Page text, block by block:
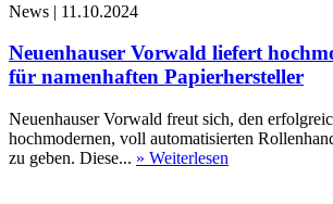
News | 11.10.2024
Neuenhauser Vorwald liefert
für namenhaften Papierhersteller
Neuenhauser Vorwald freut sich, den
hochmodernen, voll automatisierten
zu geben. Diese... » Weiterlesen